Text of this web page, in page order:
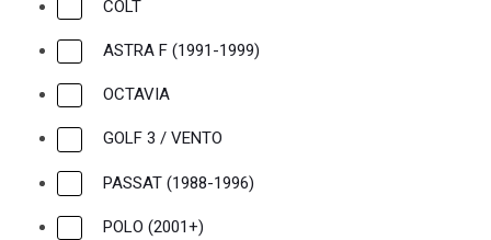
COLT
ASTRA F (1991-1999)
OCTAVIA
GOLF 3 / VENTO
PASSAT (1988-1996)
POLO (2001+)